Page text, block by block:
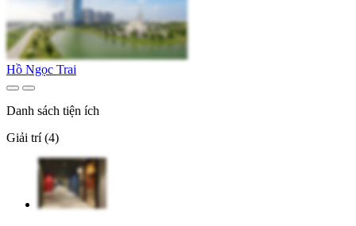
Hồ Ngọc Trai
Danh sách tiện ích
Giải trí (4)